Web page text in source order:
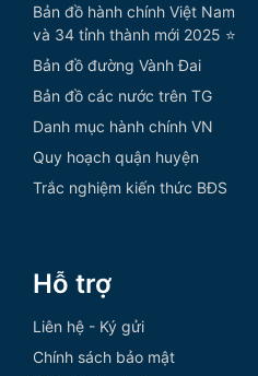
Bản đồ hành chính Việt Nam
và 34 tỉnh thành mới 2025 ⭐
Bản đồ đường Vành Đai
Bản đồ các nước trên TG
Danh mục hành chính VN
Quy hoạch quận huyện
Trắc nghiệm kiến thức BĐS
Hỗ trợ
Liên hệ - Ký gửi
Chính sách bảo mật